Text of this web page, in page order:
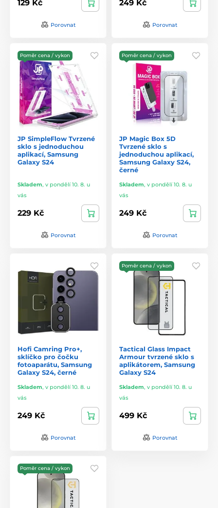
129 Kč
Porovnat
249 Kč
Porovnat
Poměr cena / vykon
JP SimpleFlow Tvrzené
sklo s jednoduchou
aplikací, Samsung
Galaxy S24
Skladem, v pondělí 10. 8. u
vás
229 Kč
Porovnat
Poměr cena / vykon
JP Magic Box 5D
Tvrzené sklo s
jednoduchou aplikací,
Samsung Galaxy S24,
černé
Skladem, v pondělí 10. 8. u
vás
249 Kč
Porovnat
Hofi Camring Pro+,
sklíčko pro čočku
fotoaparátu, Samsung
Galaxy S24, černé
Skladem, v pondělí 10. 8. u
vás
249 Kč
Porovnat
Poměr cena / vykon
Tactical Glass Impact
Armour tvrzené sklo s
aplikátorem, Samsung
Galaxy S24
Skladem, v pondělí 10. 8. u
vás
499 Kč
Porovnat
Poměr cena / vykon